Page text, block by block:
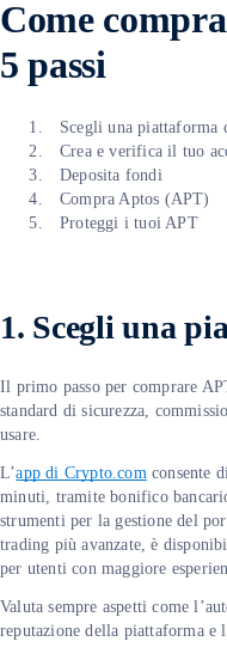
Come
5 passi
Scegli una piattaforma
Crea e verifica il tuo
Deposita fondi
Compra Aptos (APT)
Proteggi i tuoi APT
1. Scegli una
Il primo passo per comprare
standard di sicurezza,
usare.
L’app di Crypto.comconsente
minuti, tramite bonifico
strumenti per la gestione del
trading più avanzate, è
per utenti con maggiore
Valuta sempre aspetti come
reputazione della piattaforma